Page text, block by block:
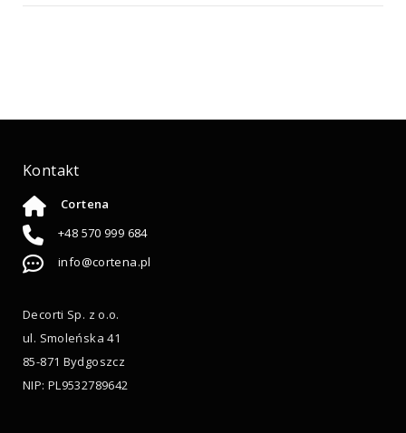
Kontakt
Cortena
+48 570 999 684
info@cortena.pl
Decorti Sp. z o.o.
ul. Smoleńska 41
85-871 Bydgoszcz
NIP: PL9532789642